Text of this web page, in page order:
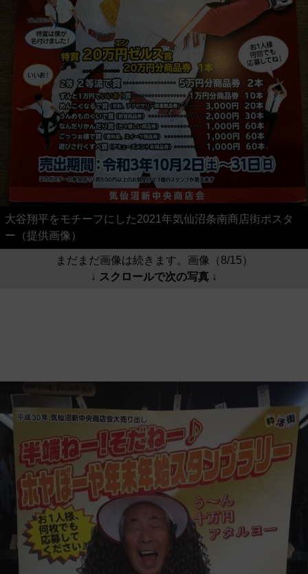
大谷翔平をモチーフにした2021年気仙沼条南商店街ポスタ
ー（提供画像）
まだまだ画像は続きます。画像（8/15）
↓ スクロールで次の写真 ↓